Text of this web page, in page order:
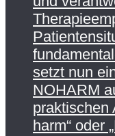
setzt nun
NOHARM
praktischen
harm“ oder